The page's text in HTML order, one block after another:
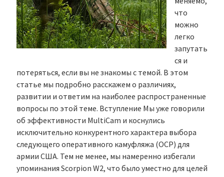
что
можно
легко
запутать
ся и
потеряться, если вы не знакомы с темой. В этом
статье мы подробно расскажем о различиях,
развитии и ответим на наиболее распространенные
вопросы по этой теме. Вступление Мы уже говорили
об эффективности MultiCam и коснулись
исключительно конкурентного характера выбора
следующего оперативного камуфляжа (OCP) для
армии США. Тем не менее, мы намеренно избегали
упоминания Scorpion W2, что было уместно для целей